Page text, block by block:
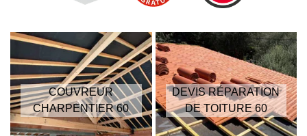
COUVREUR
CHARPENTIER 60
DEVIS RÉPARATION
DE TOITURE 60